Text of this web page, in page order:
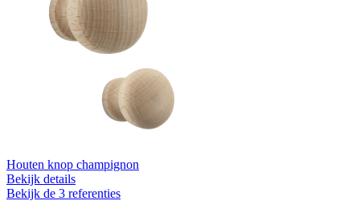
Houten knop champignon
Bekijk details
Bekijk de 3 referenties